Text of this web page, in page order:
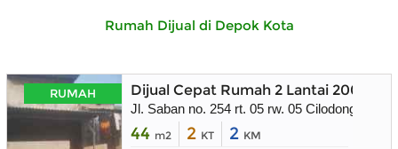
Rumah Dijual di Depok Kota
RUMAH Dijual Cepat Rumah 2 Lantai 200 juta
Jl. Saban no. 254 rt. 05 rw. 05 Cilodong Depok
44 m2 2 KT 2 KM